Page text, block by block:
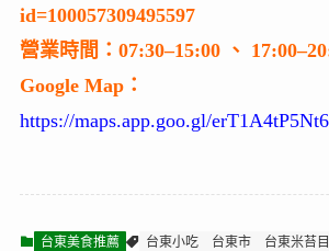
id=100057309495597
營業時間：07:30–15:00 、
Google Map：
https://maps.app.goo.gl/
台東美食推薦 台東小吃 台東市 台東米苔目